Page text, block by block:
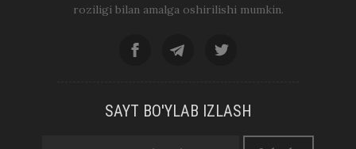
roziligi bilan amalga oshirilishi mumkin.
SAYT BO'YLAB IZLASH